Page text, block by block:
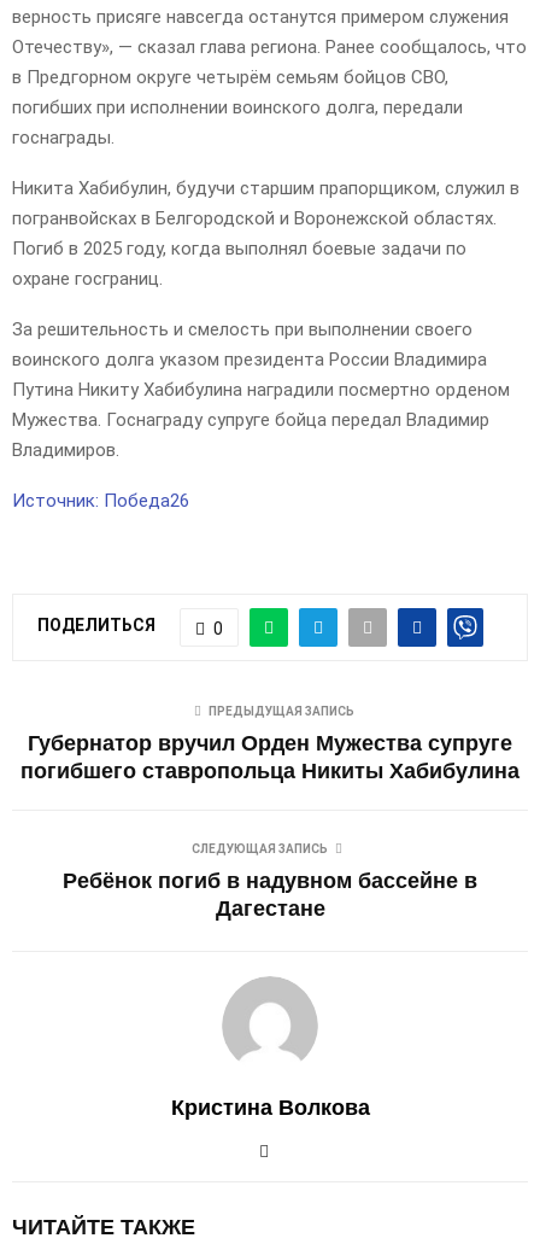
верность присяге навсегда останутся примером служения
Отечеству», — сказал глава региона. Ранее сообщалось, что
в Предгорном округе четырём семьям бойцов СВО,
погибших при исполнении воинского долга, передали
госнаграды.
Никита Хабибулин, будучи старшим прапорщиком, служил в
погранвойсках в Белгородской и Воронежской областях.
Погиб в 2025 году, когда выполнял боевые задачи по
охране госграниц.
За решительность и смелость при выполнении своего
воинского долга указом президента России Владимира
Путина Никиту Хабибулина наградили посмертно орденом
Мужества. Госнаграду супруге бойца передал Владимир
Владимиров.
Источник: Победа26
ПОДЕЛИТЬСЯ 0
ПРЕДЫДУЩАЯ ЗАПИСЬ
Губернатор вручил Орден Мужества супруге
погибшего ставропольца Никиты Хабибулина
СЛЕДУЮЩАЯ ЗАПИСЬ
Ребёнок погиб в надувном бассейне в
Дагестане
Кристина Волкова
ЧИТАЙТЕ ТАКЖЕ